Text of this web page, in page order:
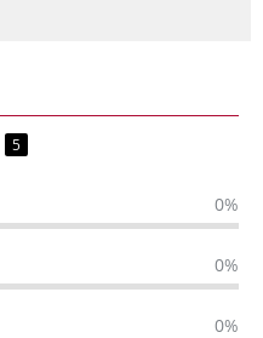
5
0%
0%
0%